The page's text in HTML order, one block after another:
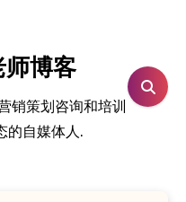
博客
销策划咨询和培训
的自媒体人.